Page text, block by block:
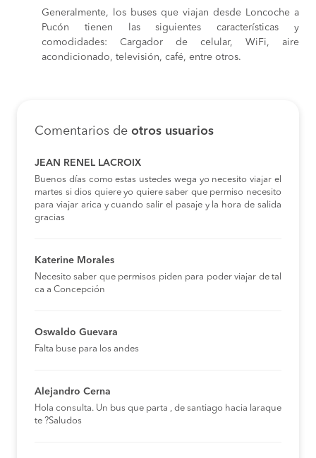
Generalmente, los buses que viajan desde Loncoche a
Pucón tienen las siguientes características y
comodidades: Cargador de celular, WiFi, aire
acondicionado, televisión, café, entre otros.
Comentarios de otros usuarios
JEAN RENEL LACROIX
Buenos días como estas ustedes wega yo necesito viajar el
martes si dios quiere yo quiere saber que permiso necesito
para viajar arica y cuando salir el pasaje y la hora de salida
gracias
Katerine Morales
Necesito saber que permisos piden para poder viajar de tal
ca a Concepción
Oswaldo Guevara
Falta buse para los andes
Alejandro Cerna
Hola consulta. Un bus que parta , de santiago hacia laraque
te ?Saludos